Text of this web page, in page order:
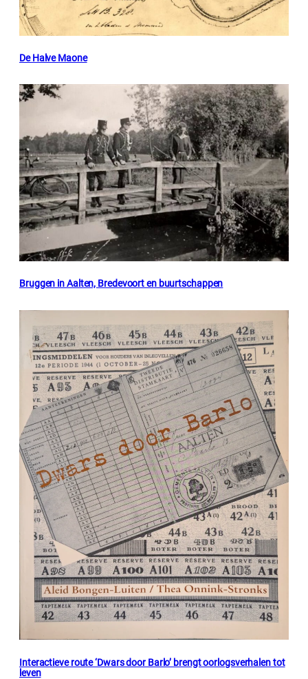
De Halve Maone
Bruggen in Aalten, Bredevoort en buurtschappen
Interactieve route ‘Dwars door Barlo’ brengt oorlogsverhalen tot
leven